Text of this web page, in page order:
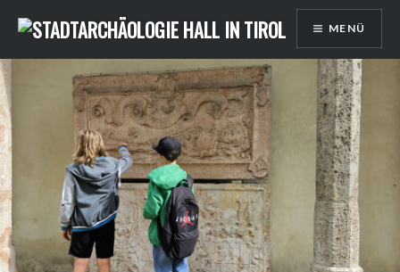
zum
Inhalt
MENÜ